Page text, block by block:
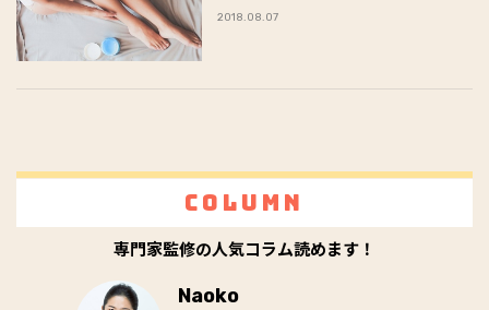
2018.08.07
Column
専門家監修の人気コラム読めます！
Naoko